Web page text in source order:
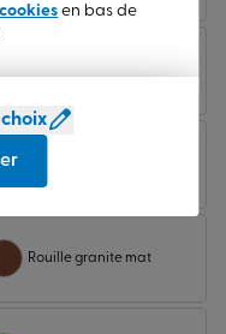
mat
Rouille granite mat
en bas de